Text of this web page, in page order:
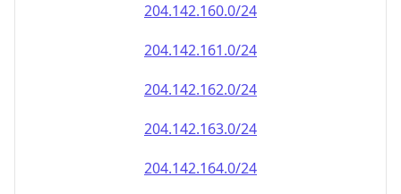
204.142.160.0/24
204.142.161.0/24
204.142.162.0/24
204.142.163.0/24
204.142.164.0/24